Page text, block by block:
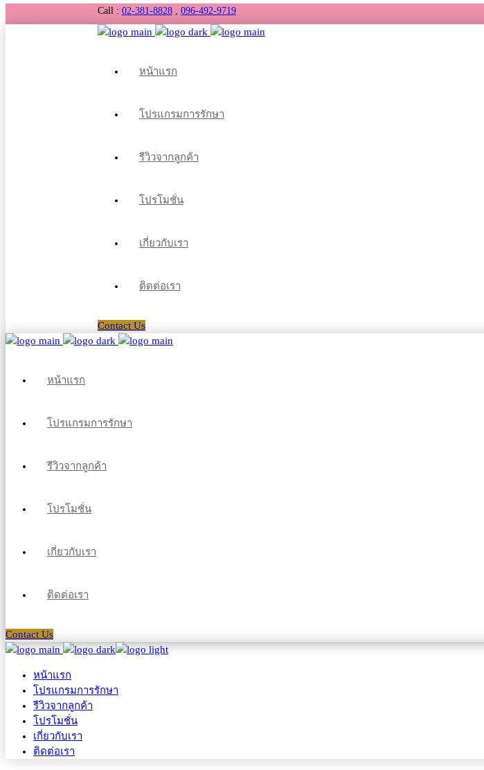
Call : 02-381-8828, 096-492-9719
หน้าแรก
โปรแกรมการรักษา
รีวิวจากลูกค้า
โปรโมชั่น
เกี่ยวกับเรา
ติดต่อเรา
Contact Us
หน้าแรก
โปรแกรมการรักษา
รีวิวจากลูกค้า
โปรโมชั่น
เกี่ยวกับเรา
ติดต่อเรา
Contact Us
หน้าแรก
โปรแกรมการรักษา
รีวิวจากลูกค้า
โปรโมชั่น
เกี่ยวกับเรา
ติดต่อเรา